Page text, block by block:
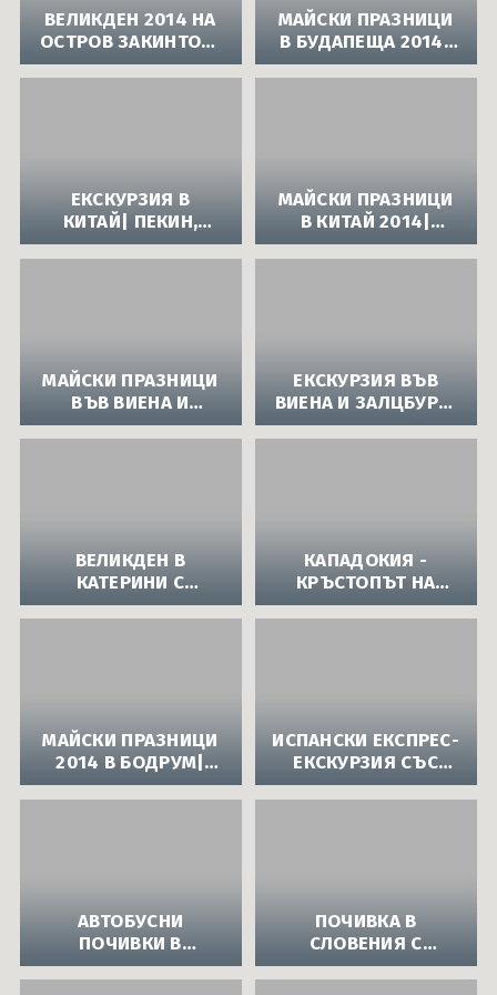
ЕВРОПА
ВЕЛИКДЕН 2014 НА
ОСТРОВ ЗАКИНТОС|
ПРАЗНИЧНА
МАЙСКИ ПРАЗНИЦИ
В БУДАПЕЩА 2014|
ЕКСКУРЗИЯ С
ЕКСКУРЗИЯ В
КИТАЙ| ПЕКИН,
СИАН, ЛОУЯН,
ШАОЛИН, СУДЖОУ И
МАЙСКИ ПРАЗНИЦИ
В КИТАЙ 2014|
ЕКСКУРЗИЯ В
ПЕКИН, СИАН,
МАЙСКИ ПРАЗНИЦИ
ВЪВ ВИЕНА И
ЗАЛЦБУРГ 2014|
ЕКСКУРЗИЯ В
ЕКСКУРЗИЯ ВЪВ
ВИЕНА И ЗАЛЦБУРГ|
САМОЛЕТНА
ЕКСКУРЗИЯ В
ВЕЛИКДЕН В
КАТЕРИНИ С
АВТОБУС|
КАПАДОКИЯ -
КРЪСТОПЪТ НА
ЕПОХИ И КУЛТУРИ|
МАЙСКИ ПРАЗНИЦИ
2014 В БОДРУМ|
ЕКСКУРЗИЯ В
ТУРЦИЯ С АВТОБУС
ИСПАНСКИ ЕКСПРЕС-
ЕКСКУРЗИЯ СЪС
САМОЛЕТ И
АВТОБУС
АВТОБУСНИ
ПОЧИВКИ В
ЧУЖБИНА|ПОЧИВКИ
В ЕВРОПА С
ПОЧИВКА В
СЛОВЕНИЯ С
АВТОБУС|СЛОВЕНИЯ
В РАЗГАРА НА